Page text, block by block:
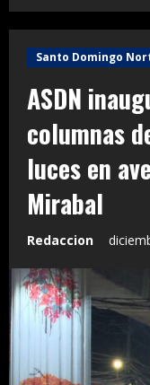
Santo Domingo
ASDN
columnas
luces en
Mirabal
Redaccion